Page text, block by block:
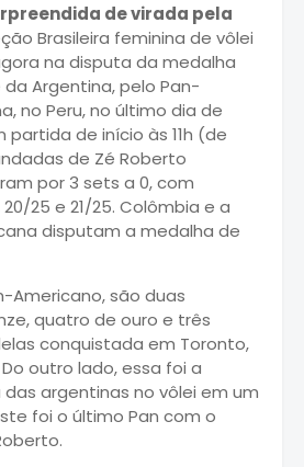
de virada pela
Brasileira feminina de vôlei
na disputa da medalha
Argentina, pelo Pan-
no Peru, no último dia de
de início às 11h (de
de Zé Roberto
por 3 sets a 0, com
25 e 21/25. Colômbia e a
disputam a medalha de
Americano, são duas
quatro de ouro e três
conquistada em Toronto,
outro lado, essa foi a
argentinas no vôlei em um
foi o último Pan com o